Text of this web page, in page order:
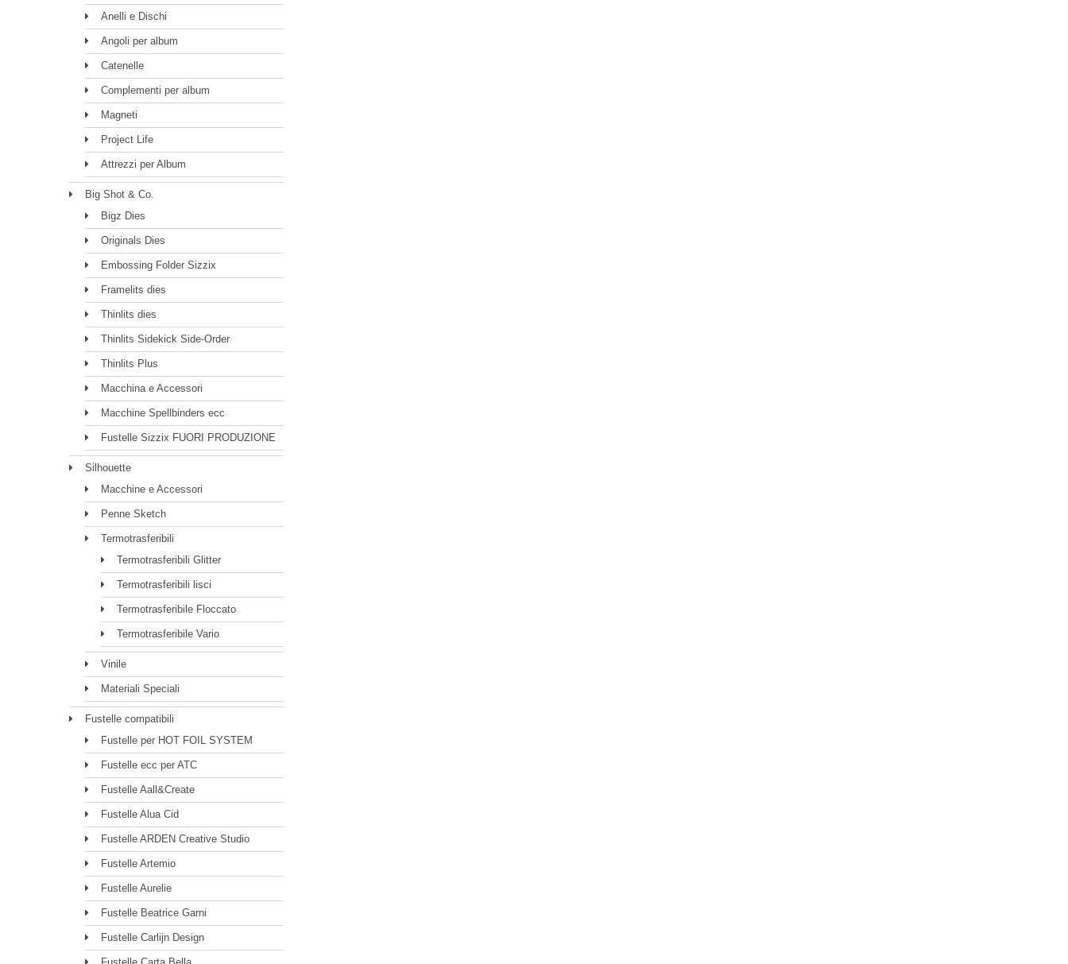
Anelli e Dischi
Angoli per album
Catenelle
Complementi per album
Magneti
Project Life
Attrezzi per Album
Big Shot & Co.
Bigz Dies
Originals Dies
Embossing Folder Sizzix
Framelits dies
Thinlits dies
Thinlits Sidekick Side-Order
Thinlits Plus
Macchina e Accessori
Macchine Spellbinders ecc
Fustelle Sizzix FUORI PRODUZIONE
Silhouette
Macchine e Accessori
Penne Sketch
Termotrasferibili
Termotrasferibili Glitter
Termotrasferibili lisci
Termotrasferibile Floccato
Termotrasferibile Vario
Vinile
Materiali Speciali
Fustelle compatibili
Fustelle per HOT FOIL SYSTEM
Fustelle ecc per ATC
Fustelle Aall&Create
Fustelle Alua Cid
Fustelle ARDEN Creative Studio
Fustelle Artemio
Fustelle Aurelie
Fustelle Beatrice Garni
Fustelle Carlijn Design